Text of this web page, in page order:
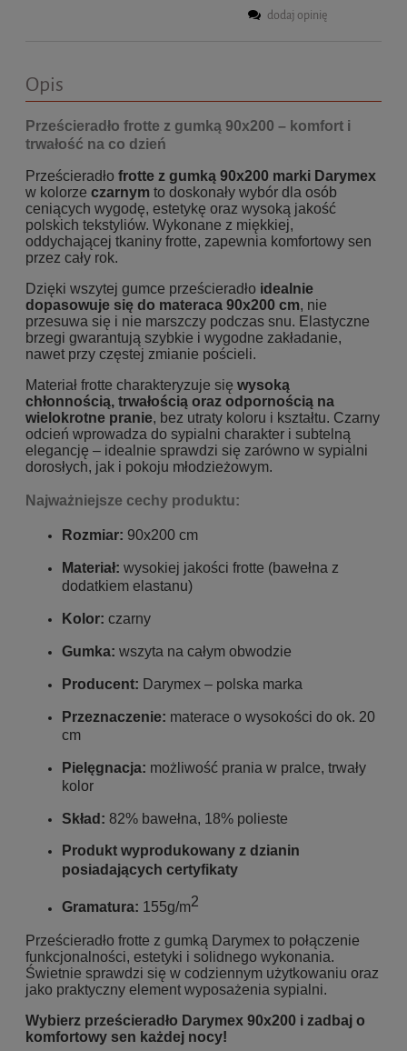
dodaj opinię
Opis
Prześcieradło frotte z gumką 90x200 – komfort i
trwałość na co dzień
Prześcieradło frotte z gumką 90x200 marki Darymex
w kolorze czarnym to doskonały wybór dla osób
ceniących wygodę, estetykę oraz wysoką jakość
polskich tekstyliów. Wykonane z miękkiej,
oddychającej tkaniny frotte, zapewnia komfortowy sen
przez cały rok.
Dzięki wszytej gumce prześcieradło idealnie
dopasowuje się do materaca 90x200 cm, nie
przesuwa się i nie marszczy podczas snu. Elastyczne
brzegi gwarantują szybkie i wygodne zakładanie,
nawet przy częstej zmianie pościeli.
Materiał frotte charakteryzuje się wysoką
chłonnością, trwałością oraz odpornością na
wielokrotne pranie, bez utraty koloru i kształtu. Czarny
odcień wprowadza do sypialni charakter i subtelną
elegancję – idealnie sprawdzi się zarówno w sypialni
dorosłych, jak i pokoju młodzieżowym.
Najważniejsze cechy produktu:
Rozmiar: 90x200 cm
Materiał: wysokiej jakości frotte (bawełna z
dodatkiem elastanu)
Kolor: czarny
Gumka: wszyta na całym obwodzie
Producent: Darymex – polska marka
Przeznaczenie: materace o wysokości do ok. 20
cm
Pielęgnacja: możliwość prania w pralce, trwały
kolor
Skład: 82% bawełna, 18% polieste
Produkt wyprodukowany z dzianin
posiadających certyfikaty
Gramatura: 155g/m2
Prześcieradło frotte z gumką Darymex to połączenie
funkcjonalności, estetyki i solidnego wykonania.
Świetnie sprawdzi się w codziennym użytkowaniu oraz
jako praktyczny element wyposażenia sypialni.
Wybierz prześcieradło Darymex 90x200 i zadbaj o
komfortowy sen każdej nocy!